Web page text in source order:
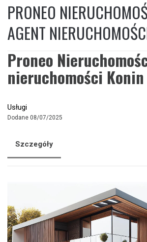
PRONEO
AGENT
Proneo
nieruchomości Konin
Usługi
Dodane 08/07/2025
Szczegóły